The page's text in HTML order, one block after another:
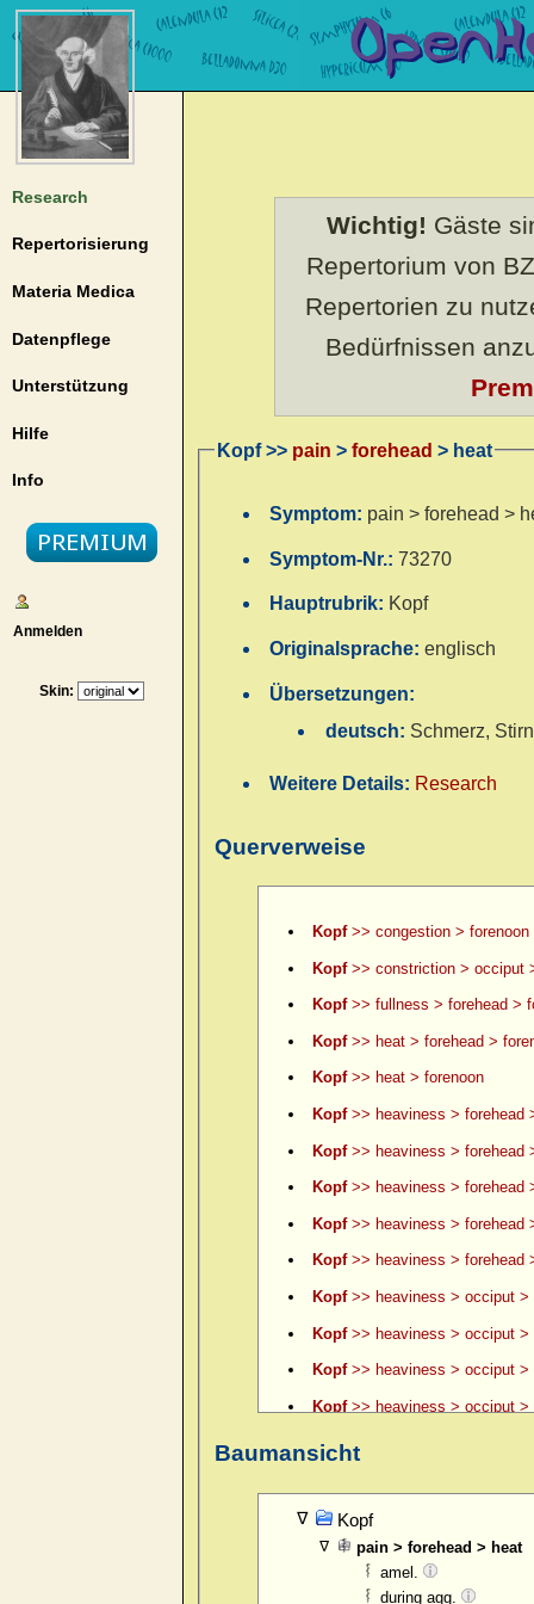
Research
Repertorisierung
Materia Medica
Datenpflege
Unterstützung
Hilfe
Info
Anmelden
Skin:
Wichtig! Gäste
Repertorium von
Repertorien zu
Bedürfnissen
Kopf >> pain > forehead > heat
Symptom: pain > forehead >
Symptom-Nr.:73270
Hauptrubrik: Kopf
Originalsprache:englisch
Übersetzungen:
deutsch: Schmerz,
Weitere Details: Research
Querverweise
Kopf>> congestion > forenoon
Kopf>> constriction > occiput
Kopf>> fullness > forehead >
Kopf>> heat > forehead >
Kopf>> heat > forenoon
Kopf>> heaviness > forehead
Kopf>> heaviness > forehead
Kopf>> heaviness > forehead
Kopf>> heaviness > forehead
Kopf>> heaviness > forehead
Kopf>> heaviness > occiput >
Kopf>> heaviness > occiput >
Kopf>> heaviness > occiput >
Kopf>> heaviness > occiput >
Kopf >> heaviness > occiput
Kopf>> itching of scalp >
Kopf>> pain > boring >
>> pain > boring >
Baumansicht
Kopf
pain > forehead > heat
amel.
during agg.